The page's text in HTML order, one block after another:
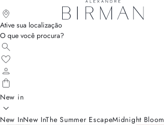
Ative sua localização
O que você procura?
New in
New InNew InThe Summer EscapeMidnight Bloom